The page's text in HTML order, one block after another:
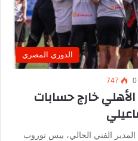
الدوري المصري
0
747
خارج حسابات
الفني الحالي، ييس توروب